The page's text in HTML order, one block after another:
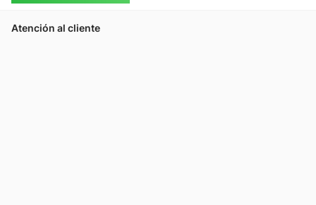
Atención al cliente